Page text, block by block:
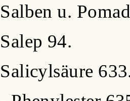
Salben u.
Salep 94.
Salicylsäure